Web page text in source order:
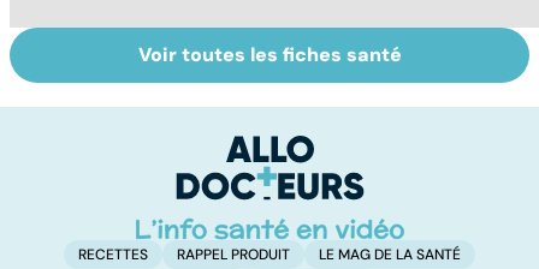
Faire du sport à
domicile, c'est
Don de gamètes :
le pour et le
levée de
l'anonymat
Voir toutes les fiches santé
RECETTES RAPPEL PRODUIT
LE MAG DE LA SANTÉ